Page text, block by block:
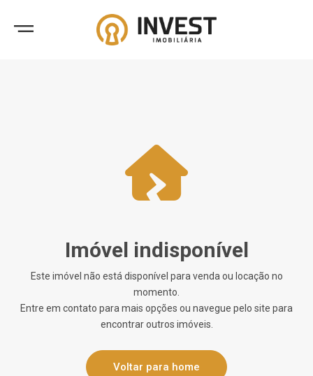
Imóvel indisponível
Este imóvel não está disponível para venda ou locação no
momento.
Entre em contato para mais opções ou navegue pelo site para
encontrar outros imóveis.
Voltar para home